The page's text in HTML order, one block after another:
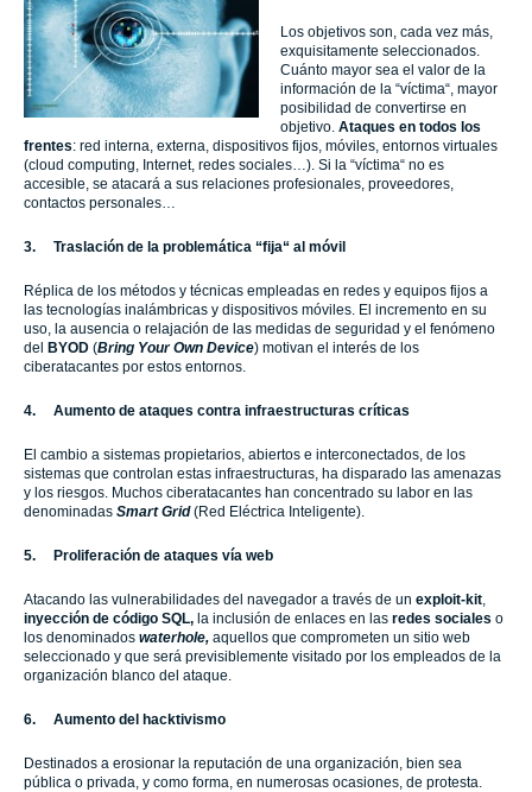
Los objetivos son, cada vez más,
exquisitamente seleccionados.
Cuánto mayor sea el valor de la
información de la “víctima“, mayor
posibilidad de convertirse en
objetivo. Ataques en todos los
frentes: red interna, externa, dispositivos fijos, móviles, entornos virtuales
(cloud computing, Internet, redes sociales…). Si la “víctima“ no es
accesible, se atacará a sus relaciones profesionales, proveedores,
contactos personales…
3. Traslación de la problemática “fija“ al móvil
Réplica de los métodos y técnicas empleadas en redes y equipos fijos a
las tecnologías inalámbricas y dispositivos móviles. El incremento en su
uso, la ausencia o relajación de las medidas de seguridad y el fenómeno
del BYOD (Bring Your Own Device) motivan el interés de los
ciberatacantes por estos entornos.
4. Aumento de ataques contra infraestructuras críticas
El cambio a sistemas propietarios, abiertos e interconectados, de los
sistemas que controlan estas infraestructuras, ha disparado las amenazas
y los riesgos. Muchos ciberatacantes han concentrado su labor en las
denominadas Smart Grid(Red Eléctrica Inteligente).
5. Proliferación de ataques vía web
Atacando las vulnerabilidades del navegador a través de un exploit-kit
inyección de código SQL, la inclusión de enlaces en las redes sociales o
los denominados waterhole, aquellos que comprometen un sitio web
seleccionado y que será previsiblemente visitado por los empleados de la
organización blanco del ataque.
6. Aumento del hacktivismo
Destinados a erosionar la reputación de una organización, bien sea
pública o privada, y como forma, en numerosas ocasiones, de protesta.